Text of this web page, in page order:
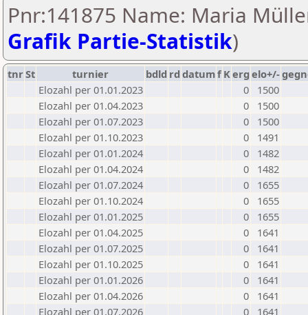
Pnr:141875 Name: Maria
Grafik Partie-Statistik)
tnrSt turnier bdld rd datumf Kerg elo+/-
Elozahl per 01.01.2023
0
1500
Elozahl per 01.04.2023
0
1500
Elozahl per 01.07.2023
0
1500
Elozahl per 01.10.2023
0
1491
Elozahl per 01.01.2024
0
1482
Elozahl per 01.04.2024
0
1482
Elozahl per 01.07.2024
0
1655
Elozahl per 01.10.2024
0
1655
Elozahl per 01.01.2025
0
1655
Elozahl per 01.04.2025
0
1641
Elozahl per 01.07.2025
0
1641
Elozahl per 01.10.2025
0
1641
Elozahl per 01.01.2026
0
1641
Elozahl per 01.04.2026
0
1641
Elozahl per 01.07.2026
0
1641